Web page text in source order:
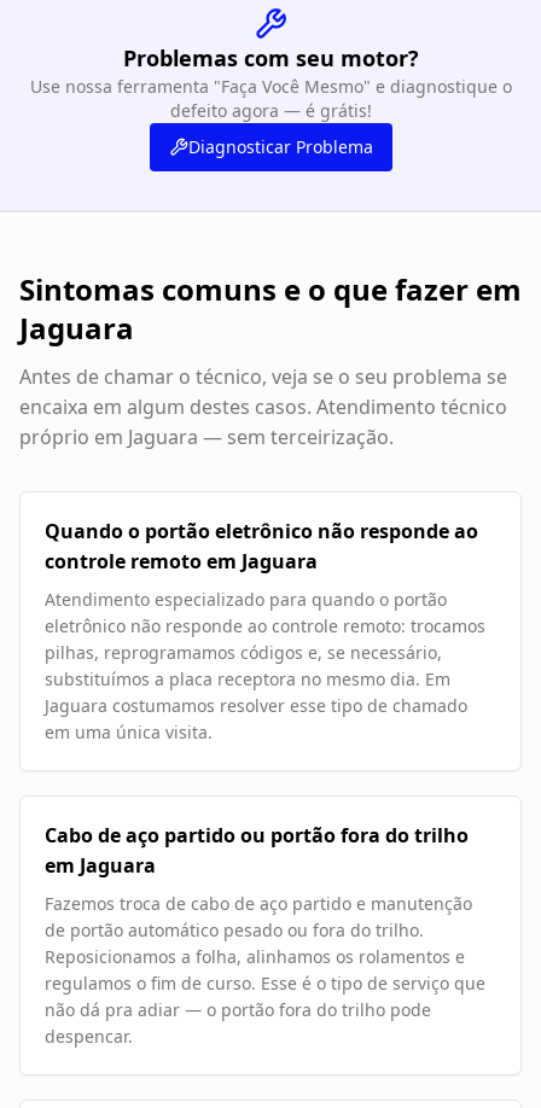
Problemas com seu motor?
Use nossa ferramenta "Faça Você Mesmo" e diagnostique o
defeito agora — é grátis!
Diagnosticar Problema
Sintomas comuns e o que fazer em
Jaguara
Antes de chamar o técnico, veja se o seu problema se
encaixa em algum destes casos. Atendimento técnico
próprio em Jaguara — sem terceirização.
Quando o portão eletrônico não responde ao
controle remoto em Jaguara
Atendimento especializado para quando o portão
eletrônico não responde ao controle remoto: trocamos
pilhas, reprogramamos códigos e, se necessário,
substituímos a placa receptora no mesmo dia. Em
Jaguara costumamos resolver esse tipo de chamado
em uma única visita.
Cabo de aço partido ou portão fora do trilho
em Jaguara
Fazemos troca de cabo de aço partido e manutenção
de portão automático pesado ou fora do trilho.
Reposicionamos a folha, alinhamos os rolamentos e
regulamos o fim de curso. Esse é o tipo de serviço que
não dá pra adiar — o portão fora do trilho pode
despencar.